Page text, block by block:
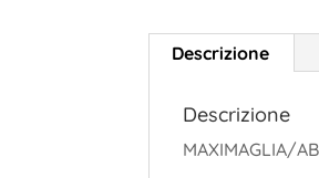
Descrizione
Descrizione
MAXIMAGLIA/